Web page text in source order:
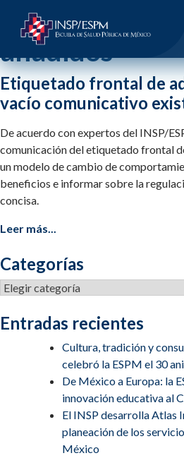
Etiqueta:
anadidos
Etiquetado frontal de
vacío comunicativo
De acuerdo con expertos del INSP/
comunicación del etiquetado frontal
un modelo de cambio de
beneficios e informar sobre la
concisa.
Leer más...
Categorías
Categorías
Entradas recientes
Cultura, tradición y
celebró la ESPM el 30
De México a Europa: la
innovación educativa al
El INSP desarrolla Atlas
planeación de los
México